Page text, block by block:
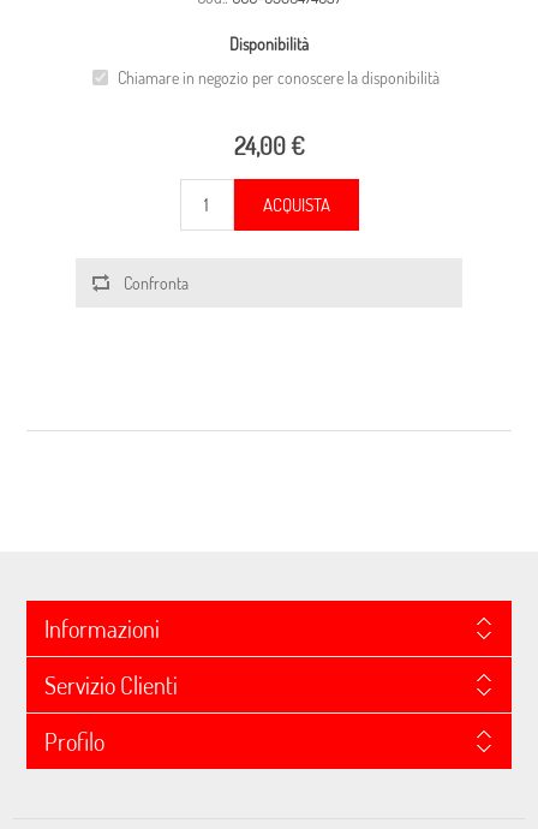
Disponibilità
Chiamare in negozio per conoscere la disponibilità
24,00 €
ACQUISTA
Confronta
Informazioni
Servizio Clienti
Profilo